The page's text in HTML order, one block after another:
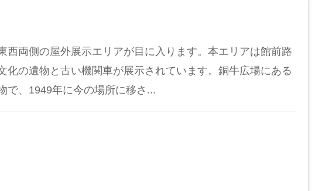
両側の屋外展示エリアが目に入ります。本エリアは館前路
の遺物と古い機関車が展示されています。銅牛広場にある
で、1949年に今の場所に移さ...